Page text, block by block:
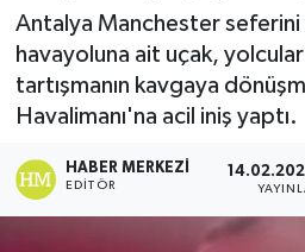
Antalya Manchester seferini
havayoluna ait uçak, yolcular
tartışmanın kavgaya
Havalimanı'na acil iniş yaptı.
HABER MERKEZI
EDITÖR
Dünya
Eğitim
Ekonomi
Haber Arşivi